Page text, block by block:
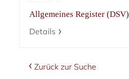
Allgemeines Register (DSV)
Details
Zurück zur Suche